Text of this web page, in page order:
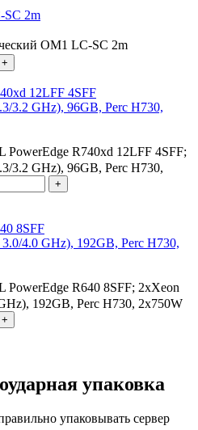
SC 2m
OM1 LC-SC 2m
+
12LFF 4SFF
3.2 GHz), 96GB, Perc H730,
PowerEdge R740xd 12LFF 4SFF;
3.2 GHz), 96GB, Perc H730,
+
8SFF
4.0 GHz), 192GB, Perc H730,
PowerEdge R640 8SFF; 2xXeon
192GB, Perc H730, 2x750W
+
упаковка
упаковывать сервер